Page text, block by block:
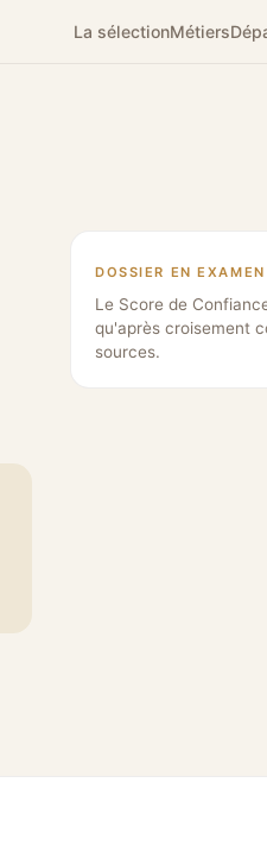
La sélectionMétiers
DOSSIER EN EXAMEN
Le Score de
qu'après croisement
sources.